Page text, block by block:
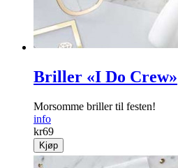
Briller «I Do Crew»
Morsomme briller til festen!
info
kr69
Kjøp